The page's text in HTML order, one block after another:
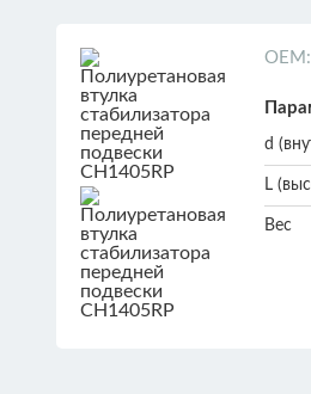
ОЕМ:
d
L
Вес